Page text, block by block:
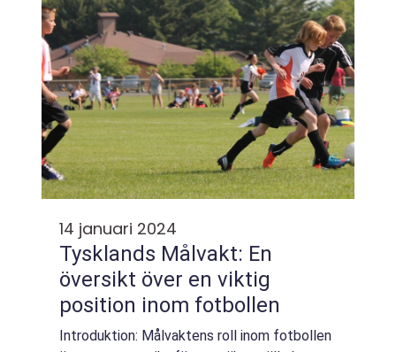
match ...
14 januari 2024
Tysklands Målvakt: En
översikt över en viktig
position inom fotbollen
Introduktion: Målvaktens roll inom fotbollen